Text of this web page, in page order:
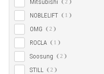
Mitsubishi 2
NOBLELIFT 1
OMG 2
ROCLA 1
Soosung 2
STILL 2